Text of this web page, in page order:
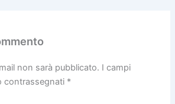
non sarà pubblicato. I campi
contrassegnati *